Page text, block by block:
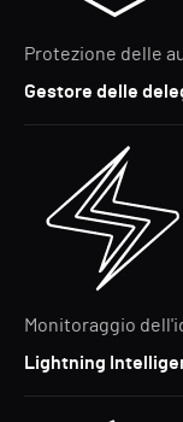
Protezione delle
Gestore delle
Monitoraggio
Lightning